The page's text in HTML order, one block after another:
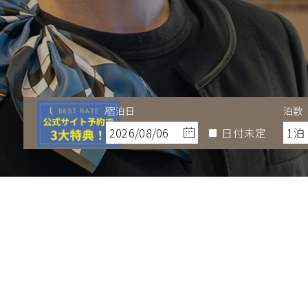
ご予約
空室検索
宿泊日
日付未定
泊数